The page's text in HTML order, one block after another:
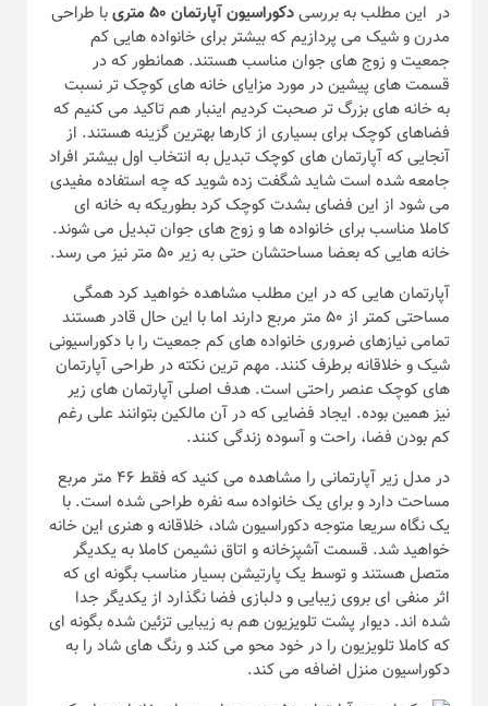
در این مطلب به بررسیدکوراسیون آپارتمان ۵۰ متری
با طراحی
مدرن و شیک می پردازیم که بیشتر برای خانواده هایی کم
جمعیت و زوج های جوان مناسب هستند. همانطور که در
قسمت های پیشین در مورد مزایای خانه های کوچک تر نسبت
به خانه های بزرگ تر صحبت کردیم اینبار هم تاکید می کنیم که
فضاهای کوچک برای بسیاری از کارها بهترین گزینه هستند. از
آنجایی که آپارتمان های کوچک تبدیل به انتخاب اول بیشتر افراد
جامعه شده است شاید شگفت زده شوید که چه استفاده مفیدی
می شود از این فضای بشدت کوچک کرد بطوریکه به خانه ای
کاملا مناسب برای خانواده ها و زوج های جوان تبدیل می شوند.
خانه هایی که بعضا مساحتشان حتی به زیر ۵۰ متر نیز می رسد.
آپارتمان هایی که در این مطلب مشاهده خواهید کرد همگی
مساحتی کمتر از ۵۰ متر مربع دارند اما با این حال قادر هستند
تمامی نیازهای ضروری خانواده های کم جمعیت را با دکوراسیونی
شیک و خلاقانه برطرف کنند. مهم ترین نکته در طراحی آپارتمان
های کوچک عنصر راحتی است. هدف اصلی آپارتمان های زیر
نیز همین بوده. ایجاد فضایی که در آن مالکین بتوانند علی رغم
کم بودن فضا، راحت و آسوده زندگی کنند.
در مدل زیر آپارتمانی را مشاهده می کنید که فقط ۴۶ متر مربع
مساحت دارد و برای یک خانواده سه نفره طراحی شده است. با
یک نگاه سریعا متوجه دکوراسیون شاد، خلاقانه و هنری این خانه
خواهید شد. قسمت آشپزخانه و اتاق نشیمن کاملا به یکدیگر
متصل هستند و توسط یک پارتیشن بسیار مناسب بگونه ای که
اثر منفی ای بروی زیبایی و دلبازی فضا نگذارد از یکدیگر جدا
شده اند. دیوار پشت تلویزیون هم به زیبایی تزئین شده بگونه ای
که کاملا تلویزیون را در خود محو می کند و رنگ های شاد را به
دکوراسیون منزل اضافه می کند.